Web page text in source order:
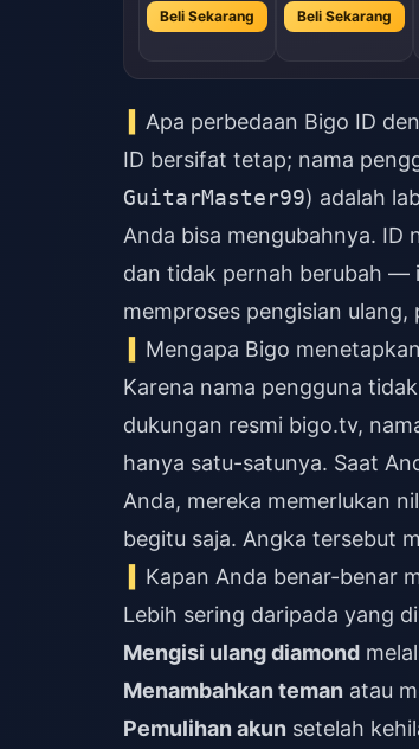
Beli Sekarang Beli Sekarang
Apa perbedaan Bigo ID
ID bersifat tetap; nama
GuitarMaster99) adalah
Anda bisa mengubahnya. ID
dan tidak pernah berubah —
memproses pengisian
Mengapa Bigo
Karena nama pengguna
dukungan resmi bigo.tv,
hanya satu-satunya. Saat
Anda, mereka memerlukan
begitu saja. Angka tersebut
Kapan Anda benar-benar
Lebih sering daripada yang
Mengisi ulang diamond
Menambahkan teman atau
Pemulihan akun setelah